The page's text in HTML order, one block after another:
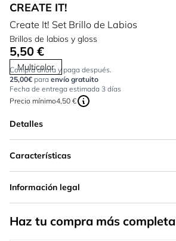
CREATE IT!
Create It! Set Brillo de Labios
Brillos de labios y gloss
5,50 €
Multicolor
Compra ahora y paga después.
25,00€ para envío gratuito
Fecha de entrega estimada 3 días
Precio mínimo4,50 €
Detalles
Características
Información legal
Haz tu compra más completa